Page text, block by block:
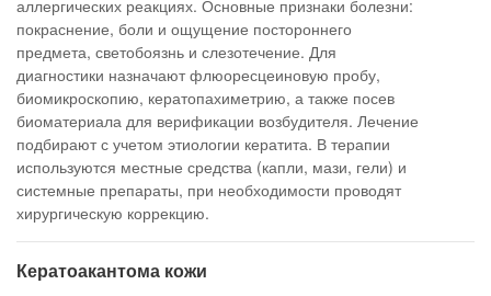
аллергических реакциях. Основные признаки болезни:
покраснение, боли и ощущение постороннего
предмета, светобоязнь и слезотечение. Для
диагностики назначают флюоресцеиновую пробу,
биомикроскопию, кератопахиметрию, а также посев
биоматериала для верификации возбудителя. Лечение
подбирают с учетом этиологии кератита. В терапии
используются местные средства (капли, мази, гели) и
системные препараты, при необходимости проводят
хирургическую коррекцию.
Кератоакантома кожи